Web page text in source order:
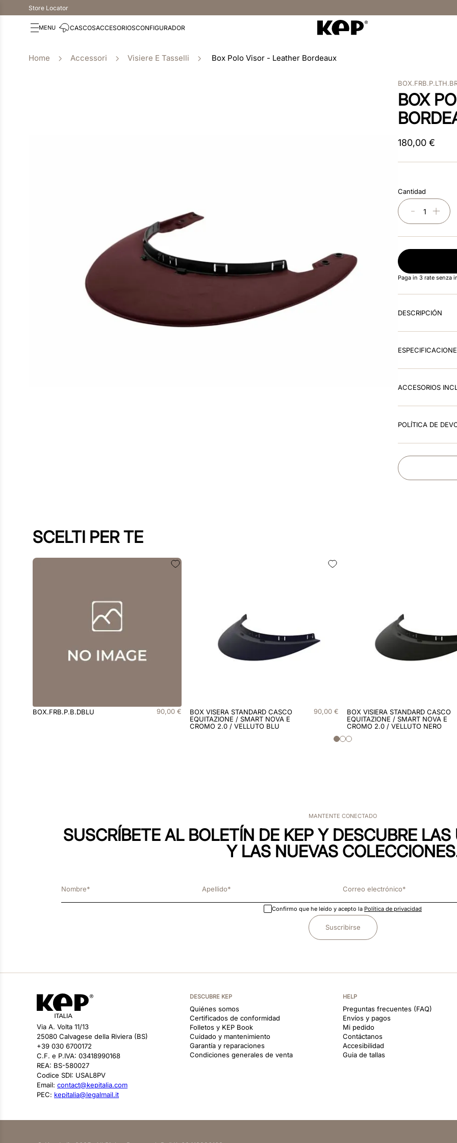
Store Locator
CASCOSACCESORIOSCONFIGURADOR
Accessori Visiere E Tasselli Box Polo Visor - Leather Bordeaux
BOX
180,00 €
Cantidad
＋
－
Paga in 3 rate senza
DESCRIPCIÓN
ACCESORIOS
POLÍTICA DE
SCELTI PER TE
BOX.FRB.P.B.DBLU 90,00 €
BOX VISERA STANDARD CASCO
EQUITAZIONE / SMART NOVA E
CROMO 2.0 / VELLUTO BLU
90,00 €
BOX VISIERA STANDARD CASCO
EQUITAZIONE / SMART NOVA E
CROMO 2.0 / VELLUTO NERO
MANTENTE CONECTADO
SUSCRÍBETE AL BOLETÍN DE KEP Y DESCUBRE
Y LAS NUEVAS
Confirmo que he leído y acepto la Política de privacidad
Suscribirse
Via A. Volta 11/13
25080 Calvagese della Riviera (BS)
+39 030 6700172
C.F. e P.IVA: 03418990168
REA: BS-580027
Codice SDI: USAL8PV
Email: contact@kepitalia.com
PEC: kepitalia@legalmail.it
DESCUBRE KEP
Quiénes somos
Certificados de conformidad
Folletos y KEP Book
Cuidado y mantenimiento
Garantía y reparaciones
Condiciones generales de venta
HELP
Preguntas frecuentes (FAQ)
Envíos y pagos
Mi pedido
Contáctanos
Accesibilidad
Guia de tallas